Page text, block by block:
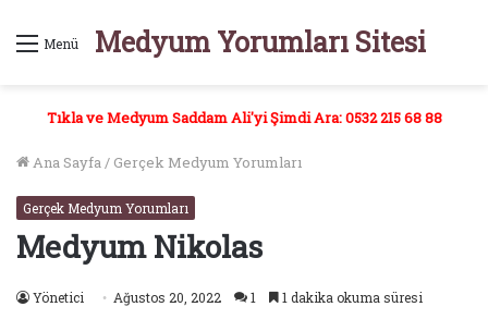
Menü Medyum Yorumları Sitesi
Tıkla ve Medyum Saddam Ali'yi Şimdi Ara: 0532 215 68 88
Ana Sayfa/ Gerçek Medyum Yorumları
Gerçek Medyum Yorumları
Medyum Nikolas
Yönetici Ağustos 20, 2022 1 1 dakika okuma süresi